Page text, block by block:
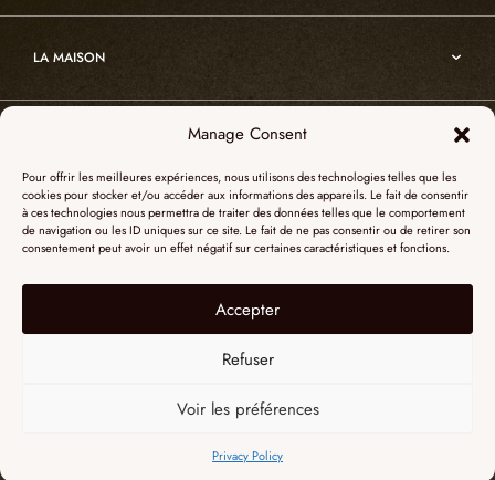
Manage Consent
Pour offrir les meilleures expériences, nous utilisons des technologies telles que les
cookies pour stocker et/ou accéder aux informations des appareils. Le fait de consentir
à ces technologies nous permettra de traiter des données telles que le comportement
de navigation ou les ID uniques sur ce site. Le fait de ne pas consentir ou de retirer son
consentement peut avoir un effet négatif sur certaines caractéristiques et fonctions.
Accepter
Refuser
Voir les préférences
Privacy Policy
Cristal de roche
Edition
Nos références
LA MAISON
L’atelier
Catalogues
Revue de presse
L’albâtre
55, Quai des Grands Augustins
75006 Paris
+ 33 (0)1 73 95 03 20
SHOWROOM NEW YORK
51 Hudson street
contactusa@alainellouzparis.com